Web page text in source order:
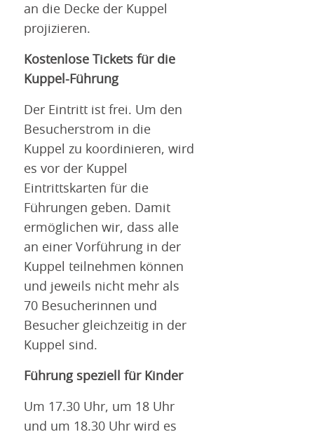
an die Decke der Kuppel
projizieren.
Kostenlose Tickets für die
Kuppel-Führung
Der Eintritt ist frei. Um den
Besucherstrom in die
Kuppel zu koordinieren, wird
es vor der Kuppel
Eintrittskarten für die
Führungen geben. Damit
ermöglichen wir, dass alle
an einer Vorführung in der
Kuppel teilnehmen können
und jeweils nicht mehr als
70 Besucherinnen und
Besucher gleichzeitig in der
Kuppel sind.
Führung speziell für Kinder
Um 17.30 Uhr, um 18 Uhr
und um 18.30 Uhr wird es